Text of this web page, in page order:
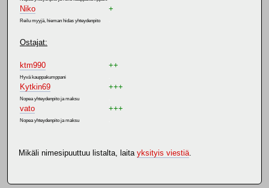
Niko
Reilu myyjä, hieman hidas yhteydenpito
+
Ostajat:
ktm990
Hyvä kauppakumppani
Kytkin69
Nopea yhteydenpito ja maksu
vato
Nopea yhteydenpito ja maksu
++
+++
+++
Mikäli nimesipuuttuu listalta, laita yksityis viestiä.